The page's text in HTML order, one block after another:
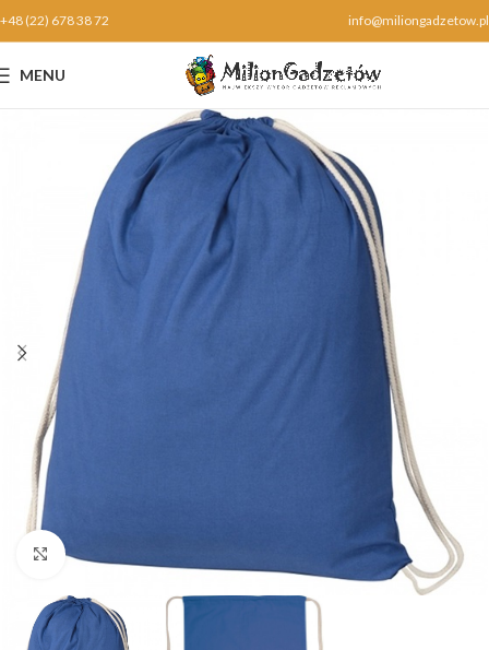
+48 (22) 678 38 72 info@miliongadzetow.pl
MENU
Kliknij aby powiększyć